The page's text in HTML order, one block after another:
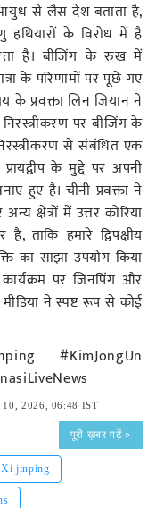
से लैस देश बताता है,
हथियारों के विरोध में है
है। बीजिंग के रुख में
के परिणामों पर पूछे गए
के प्रवक्ता लिन जियान ने
पर बीजिंग के
से संबंधित एक
के मुद्दे पर अपनी
हुए है। चीनी प्रवक्ता ने
क्षेत्रों में उत्तर कोरिया
ताकि हमारे द्विपक्षीय
का साझा उपयोग किया
पर जिनपिंग और
ने स्पष्ट रूप से कोई
#KimJongUn
10, 2026, 06:48 IST
पूरी ख़बर पढ़ें »
Xi jinping